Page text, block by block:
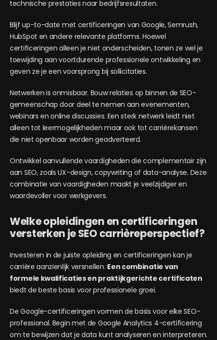
technische prestaties naar bedrijfsresultaten.
Blijf up-to-date met certificeringen van Google, Semrush,
HubSpot en andere relevante platforms. Hoewel
certificeringen alleen je niet onderscheiden, tonen ze wel je
toewijding aan voortdurende professionele ontwikkeling en
geven ze je een voorsprong bij sollicitaties.
Netwerken is onmisbaar. Bouw relaties op binnen de SEO-
gemeenschap door deel te nemen aan evenementen,
webinars en online discussies. Een sterk netwerk leidt niet
alleen tot leermogelijkheden maar ook tot carrièrekansen
die niet openbaar worden geadverteerd.
Ontwikkel aanvullende vaardigheden die complementair zijn
aan SEO, zoals UX-design, copywriting of data-analyse. Deze
combinatie van vaardigheden maakt je veelzijdiger en
waardevoller voor werkgevers.
Welke opleidingen en certificeringen
versterken je SEO carrièreperspectief?
Investeren in de juiste opleiding en certificeringen kan je
carrière aanzienlijk versnellen. Een combinatie van
formele kwalificaties en praktijkgerichte certificaten
biedt de beste basis voor professionele groei.
De Google-certificeringen vormen de basis voor elke SEO-
professional. Begin met de Google Analytics 4-certificering
om te bewijzen dat je data kunt analyseren en interpreteren.